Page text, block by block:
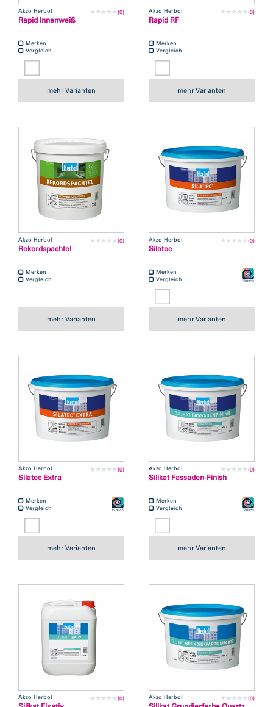
Akzo Herbol (0)
Rapid Innenweiß
Merken
Vergleich
mehr Varianten
Akzo Herbol (0)
Rapid RF
Merken
Vergleich
mehr Varianten
Akzo Herbol (0)
Rekordspachtel
Merken
Vergleich
mehr Varianten
Akzo Herbol (0)
Silatec
Merken
Vergleich
mehr Varianten
Akzo Herbol (0)
Silatec Extra
Merken
Vergleich
mehr Varianten
Akzo Herbol (0)
Silikat Fassaden-Finish
Merken
Vergleich
mehr Varianten
Akzo Herbol (0) Akzo Herbol (0)